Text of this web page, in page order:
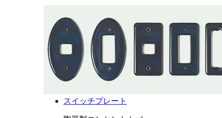
スイッチプレート